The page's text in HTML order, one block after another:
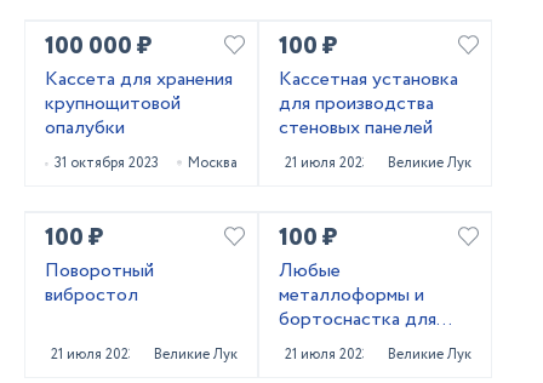
100 000 ₽
Кассета для хранения
крупнощитовой
опалубки
31 октября 2023 Москва
100 ₽
Кассетная установка
для производства
стеновых панелей
21 июля 2023 Великие Луки
100 ₽
Поворотный
вибростол
21 июля 2023 Великие Луки
100 ₽
Любые
металлоформы и
бортоснастка для
ваших ЖБИ от «М-
Конструктор»
21 июля 2023 Великие Луки